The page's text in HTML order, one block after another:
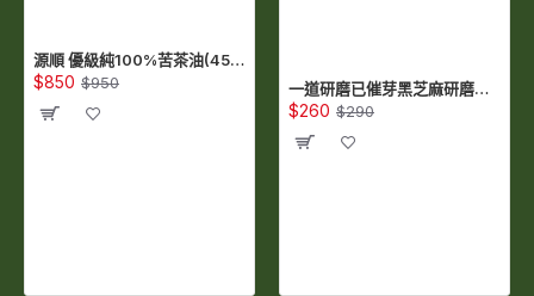
源順 優級純100%苦茶油(450ml) (TA450)
$850 $950 一道研磨已催芽黑芝麻研磨粉(300公克/包) (QSS300)
$260 $290